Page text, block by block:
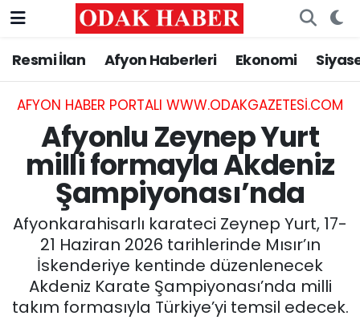
Resmi İlan Afyon Haberleri Ekonomi
AFYON HABER PORTALI WWW.ODAKGAZETESI.COM
Afyonlu Zeynep Yurt
milli formayla Akdeniz
Şampiyonası’nda
Afyonkarahisarlı karateci Zeynep Yurt, 17-
21 Haziran 2026 tarihlerinde Mısır’ın
İskenderiye kentinde düzenlenecek
Akdeniz Karate Şampiyonası’nda milli
takım formasıyla Türkiye’yi temsil edecek.
AFYONKARAHİSAR HABERLERİ
Resmi İlan
ASAYİŞ
GÜNCEL
SİYASET
EĞİTİM
MAGAZİN
Nöbetçi Eczaneler
Hava Durumu
Trafik Durumu
Süper Lig Puan Durumu ve Fikstür
Tüm Manşetler
Son Dakika Haberleri
Haber Arşivi